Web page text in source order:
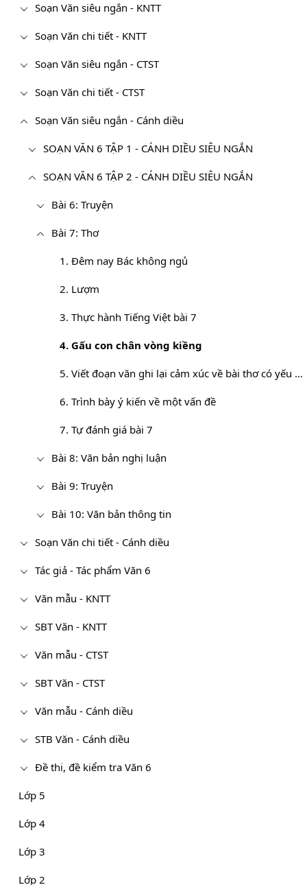
Soạn Văn siêu ngắn - KNTT
Soạn Văn chi tiết - KNTT
Soạn Văn siêu ngắn - CTST
Soạn Văn chi tiết - CTST
Soạn Văn siêu ngắn - Cánh diều
SOẠN VĂN 6 TẬP 1 - CÁNH DIỀU SIÊU NGẮN
SOẠN VĂN 6 TẬP 2 - CÁNH DIỀU SIÊU NGẮN
Bài 6: Truyện
Bài 7: Thơ
1. Đêm nay Bác không ngủ
2. Lượm
3. Thực hành Tiếng Việt bài 7
4. Gấu con chân vòng kiềng
5. Viết đoạn văn ghi lại cảm xúc về bài thơ có yếu tố tự sự và miêu tả
6. Trình bày ý kiến về một vấn đề
7. Tự đánh giá bài 7
Bài 8: Văn bản nghị luận
Bài 9: Truyện
Bài 10: Văn bản thông tin
Soạn Văn chi tiết - Cánh diều
Tác giả - Tác phẩm Văn 6
Văn mẫu - KNTT
SBT Văn - KNTT
Văn mẫu - CTST
SBT Văn - CTST
Văn mẫu - Cánh diều
STB Văn - Cánh diều
Đề thi, đề kiểm tra Văn 6
Lớp 5
Lớp 4
Lớp 3
Lớp 2